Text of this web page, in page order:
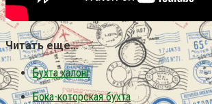
Читать еще…
Бухта халонг
Бока-которская бухта